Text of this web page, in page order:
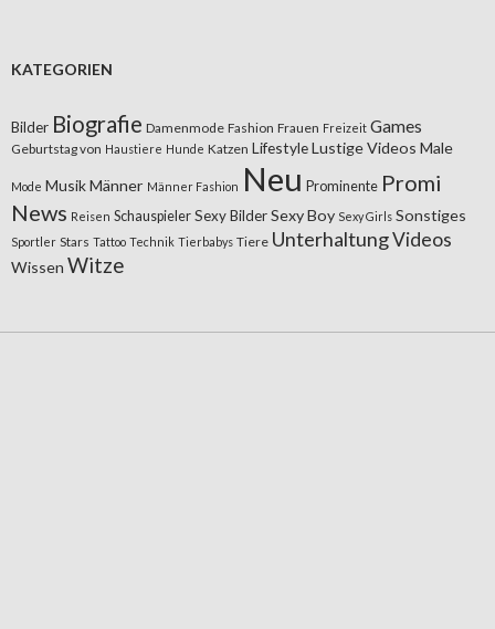
KATEGORIEN
Bilder Biografie Damenmode Fashion Frauen Freizeit Games
Geburtstag von Haustiere Hunde Katzen LifestyleLustige Videos Male
Mode MusikMänner Männer Fashion Neu Prominente Promi
News Reisen Schauspieler Sexy BilderSexy Boy Sexy Girls Sonstiges
Sportler Stars Tattoo Technik Tierbabys Tiere UnterhaltungVideos
Wissen Witze